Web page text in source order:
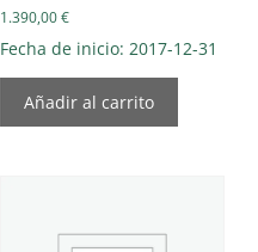
1.390,00€
Fecha de inicio: 2017-12-31
Añadir al carrito